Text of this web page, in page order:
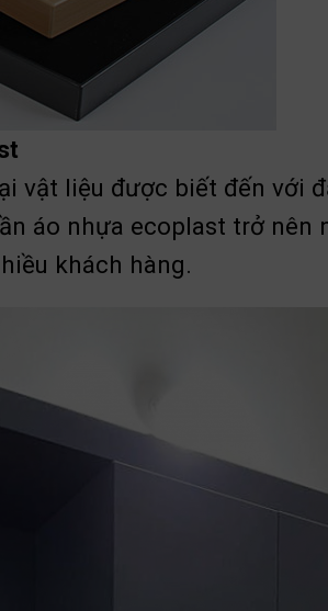
vật liệu được biết đến với
áo nhựa ecoplast trở nên
khách hàng.